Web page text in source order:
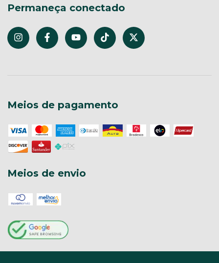
Permaneça conectado
Meios de pagamento
Meios de envio